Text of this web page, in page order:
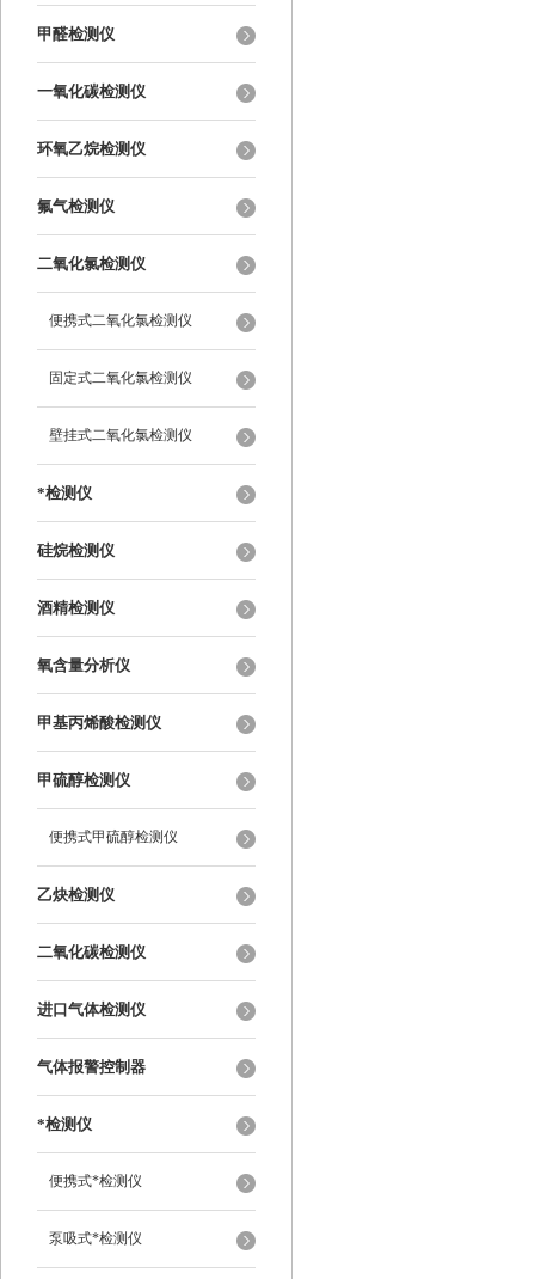
甲醛检测仪
一氧化碳检测仪
环氧乙烷检测仪
氟气检测仪
二氧化氯检测仪
便携式二氧化氯检测仪
固定式二氧化氯检测仪
壁挂式二氧化氯检测仪
*检测仪
硅烷检测仪
酒精检测仪
氧含量分析仪
甲基丙烯酸检测仪
甲硫醇检测仪
便携式甲硫醇检测仪
乙炔检测仪
二氧化碳检测仪
进口气体检测仪
气体报警控制器
*检测仪
便携式*检测仪
泵吸式*检测仪